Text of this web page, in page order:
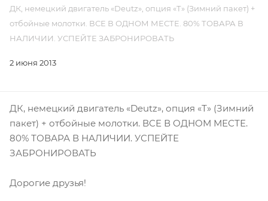
ДК, немецкий двигатель «Deutz», опция «Т» (Зимний пакет) +
отбойные молотки. ВСЕ В ОДНОМ МЕСТЕ. 80% ТОВАРА В
НАЛИЧИИ. УСПЕЙТЕ ЗАБРОНИРОВАТЬ
2 июня 2013
ДК, немецкий двигатель «Deutz», опция «Т» (Зимний
пакет) + отбойные молотки. ВСЕ В ОДНОМ МЕСТЕ.
80% ТОВАРА В НАЛИЧИИ. УСПЕЙТЕ
ЗАБРОНИРОВАТЬ
Дорогие друзья!